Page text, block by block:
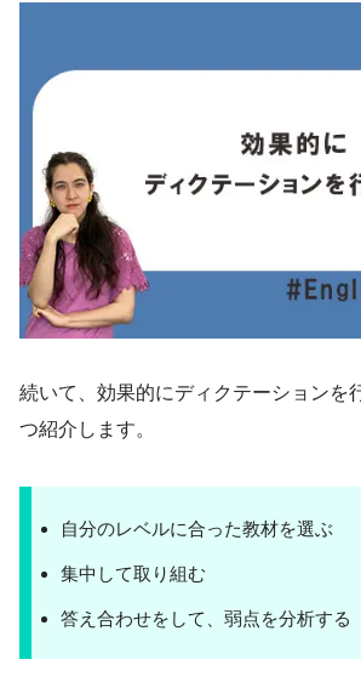
続いて、効果的にディクテーションを
つ紹介します。
自分のレベルに合った教材を選ぶ
集中して取り組む
答え合わせをして、弱点を分析する